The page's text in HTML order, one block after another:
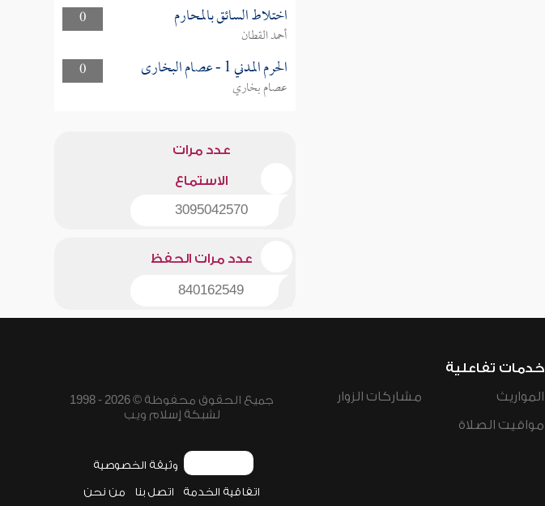
0
اختلاط السائق بالمحارم
أحمد القطان
0
الحرم المدني 1 - عصام البخارى
عصام بخاري
عدد مرات
الاستماع
3095042570
عدد مرات الحفظ
840162549
خدمات تفاعلية
المواريث
مواقيت الصلاة
مشاركات الزوار
جميع الحقوق محفوظة © 2026 - 1998
لشبكة إسلام ويب
وثيقة الخصوصية
اتفاقية الخدمة اتصل بنا من نحن